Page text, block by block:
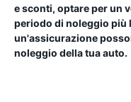
e sconti, optare per un
periodo di noleggio più
un'assicurazione
noleggio della tua auto.